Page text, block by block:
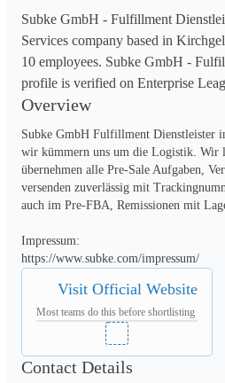
Subke GmbH - Fulfillment
Services company based in
10 employees. Subke GmbH -
profile is verified on Enterprise
Overview
Subke GmbH Fulfillment Dienstleister
wir kümmern uns um die Logistik. Wir
übernehmen alle Pre-Sale Aufgaben,
versenden zuverlässig mit
auch im Pre-FBA, Remissionen mit
Impressum:
https://www.subke.com/impressum/
Visit Official Website
Most teams do this before shortlisting
Contact Details